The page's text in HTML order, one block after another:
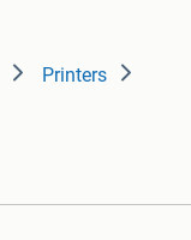
Printers